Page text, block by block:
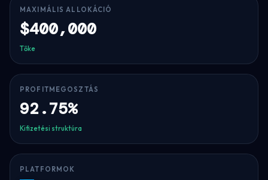
MAXIMÁLIS ALLOKÁCIÓ
$400,000
Tőke
PROFITMEGOSZTÁS
92.75%
Kifizetési struktúra
PLATFORMOK